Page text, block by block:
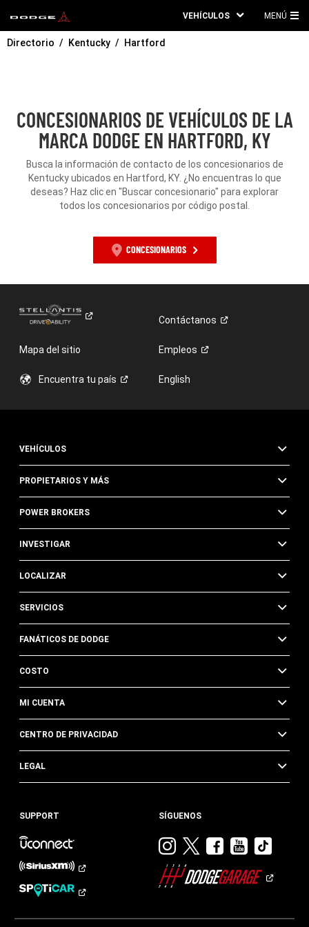
VEHÍCULOS MENÚ
Directorio Kentucky Hartford
CONCESIONARIOS DE VEHÍCULOS DE LA
MARCA DODGE EN HARTFORD, KY
Busca la información de contacto de los concesionarios de
Kentucky ubicados en Hartford, KY. ¿No encuentras lo que
deseas? Haz clic en "Buscar concesionario" para explorar
todos los concesionarios por código postal.
CONCESIONARIOS
Contáctanos
Mapa del sitio Empleos
Encuentra tu país English
VEHÍCULOS
PROPIETARIOS Y MÁS
POWER BROKERS
INVESTIGAR
LOCALIZAR
SERVICIOS
FANÁTICOS DE DODGE
COSTO
MI CUENTA
CENTRO DE PRIVACIDAD
LEGAL
SUPPORT SÍGUENOS
Visitar
Dodge
en
Visitar
en
Visitar
en
Visitar
en en